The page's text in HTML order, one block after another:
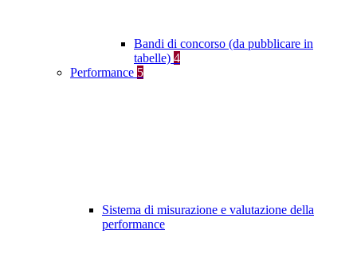
Bandi di concorso (da pubblicare in
tabelle) 4
Performance 5
Sistema di misurazione e valutazione della
performance